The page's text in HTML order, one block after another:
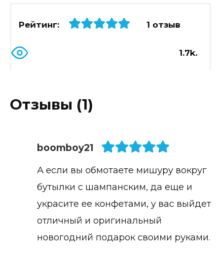
Рейтинг: 1 отзыв
1.7k.
Отзывы (1)
boomboy21
А если вы обмотаете мишуру вокруг
бутылки с шампанским, да еще и
украсите ее конфетами, у вас выйдет
отличный и оригинальный
новогодний подарок своими руками.